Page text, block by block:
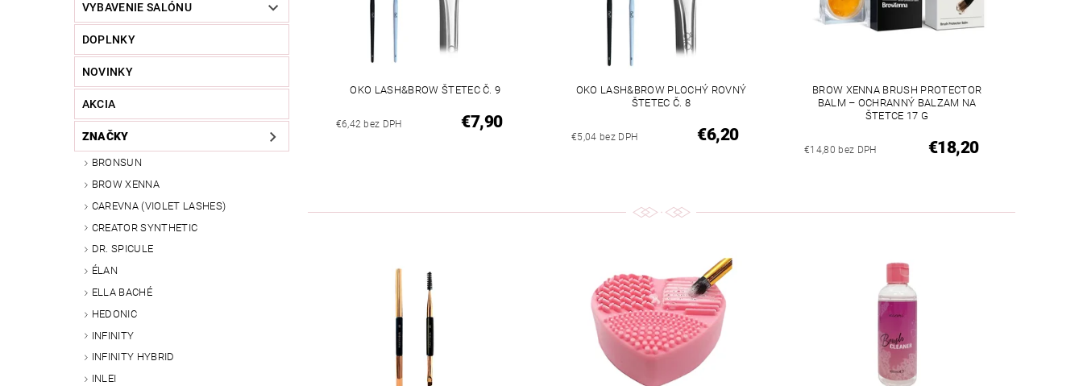
VYBAVENIE SALÓNU
DOPLNKY
NOVINKY
AKCIA
ZNAČKY
BRONSUN
BROW XENNA
CAREVNA (VIOLET LASHES)
CREATOR SYNTHETIC
DR. SPICULE
ÉLAN
ELLA BACHÉ
HEDONIC
INFINITY
INFINITY HYBRID
INLEI
OKO LASH&BROW ŠTETEC Č. 9
€6,42 bez DPH €7,90
OKO LASH&BROW PLOCHÝ ROVNÝ
ŠTETEC Č. 8
€5,04 bez DPH €6,20
BROW XENNA BRUSH PROTECTOR
BALM – OCHRANNÝ BALZAM NA
ŠTETCE 17 G
€14,80 bez DPH €18,20